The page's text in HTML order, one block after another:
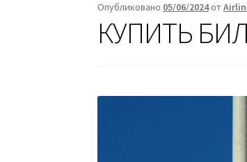
Опубликовано 05/06/2024от
КУПИТЬ